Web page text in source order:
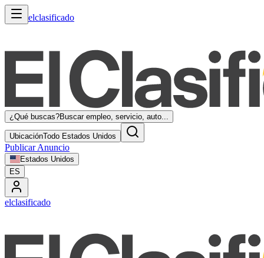
elclasificado
¿Qué buscas?Buscar empleo, servicio, auto...
UbicaciónTodo Estados Unidos
Publicar Anuncio
Estados Unidos
ES
elclasificado